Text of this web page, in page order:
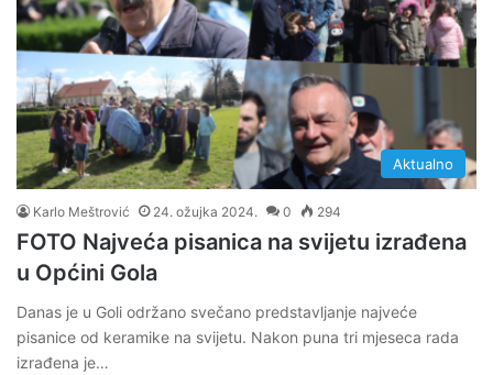
Aktualno
Karlo Meštrović 24. ožujka 2024. 0 294
FOTO Najveća pisanica na svijetu izrađena
u Općini Gola
Danas je u Goli održano svečano predstavljanje najveće
pisanice od keramike na svijetu. Nakon puna tri mjeseca rada
izrađena je…